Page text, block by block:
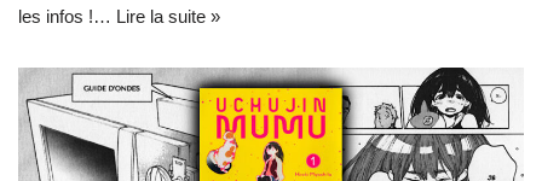
les infos !… Lire la suite »